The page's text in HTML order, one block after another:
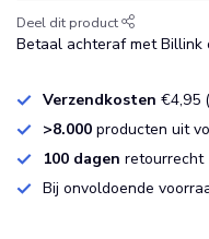
Deel dit product
Betaal achteraf met Billink
Verzendkosten €4,95
>8.000 producten uit
100 dagen retourrecht
Bij onvoldoende